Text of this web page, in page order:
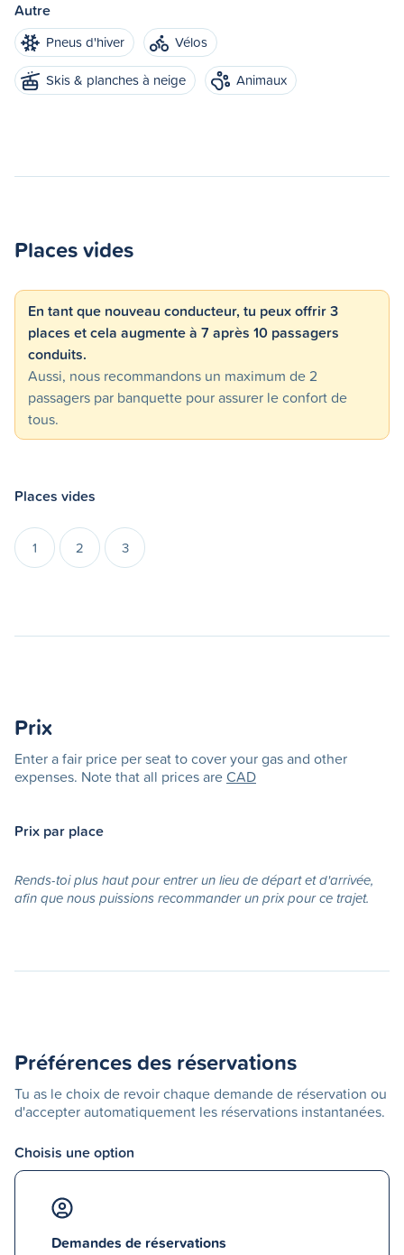
Autre
Pneus d'hiver
Vélos
Skis & planches à neige
Animaux
Places vides
En tant que nouveau conducteur, tu peux offrir 3
places et cela augmente à 7 après 10 passagers
conduits.
Aussi, nous recommandons un maximum de 2
passagers par banquette pour assurer le confort de
tous.
Places vides
1 2 3
Prix
Enter a fair price per seat to cover your gas and other
expenses. Note that all prices areCAD
Prix par place
Rends-toi plus haut pour entrer un lieu de départ et d'arrivée,
afin que nous puissions recommander un prix pour ce trajet.
Préférences des réservations
Tu as le choix de revoir chaque demande de réservation ou
d'accepter automatiquement les réservations instantanées.
Choisis une option
Demandes de réservations